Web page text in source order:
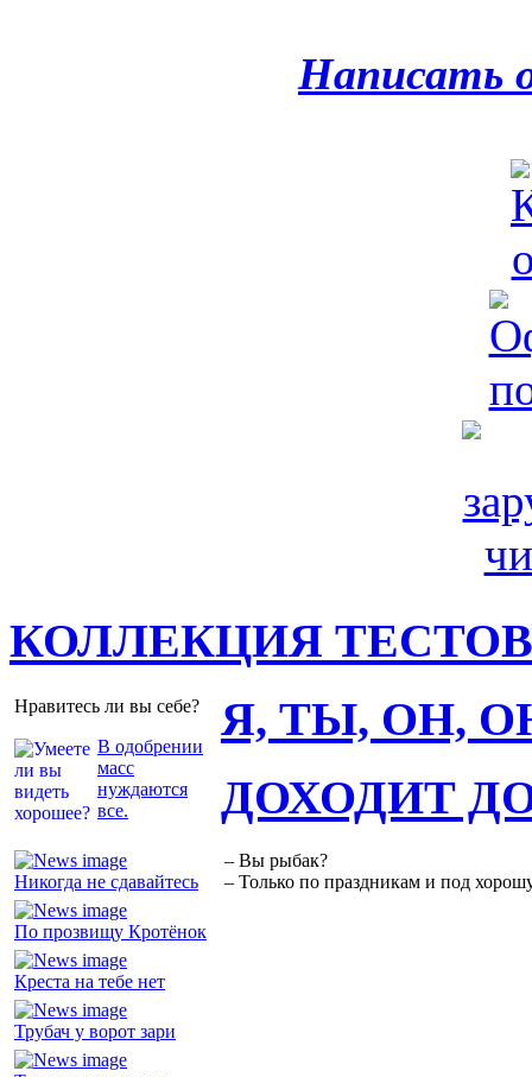
Написать
КОЛЛЕКЦИЯ ТЕСТОВ
Нравитесь ли вы себе?
В одобрении
масс
нуждаются
все.
Я, ТЫ, ОН,
Никогда не сдавайтесь
По прозвищу Кротёнок
Креста на тебе нет
Трубач у ворот зари
ДОХОДИТ
– Вы рыбак?
– Только по праздникам и под